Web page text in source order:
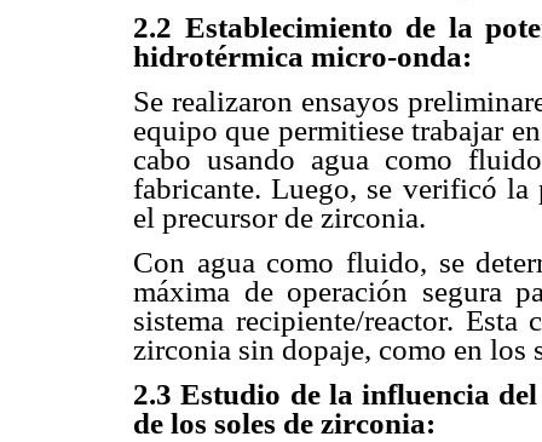
2.2 Establecimiento de la
hidrotérmica micro-onda:
Se realizaron ensayos
equipo que permitiese trabajar
cabo usando agua como
fabricante. Luego, se verificó la
el precursor de zirconia.
Con agua como fluido, se
máxima de operación segura
sistema recipiente/reactor.
zirconia sin dopaje, como en los
2.3 Estudio de la influencia
de los soles de zirconia: